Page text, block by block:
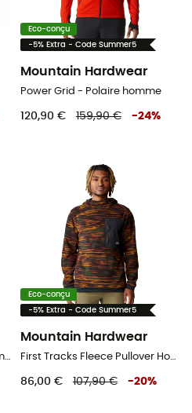
Eco-conçu
-5% Extra - Code Summer5
Mountain Hardwear
Power Grid - Polaire homme
120,90 € 159,90 € -24%
Microchill Hoody - Polaire homme
Eco-conçu
-5% Extra - Code Summer5
Mountain Hardwear
First Tracks Fleece Pullover Hoody - Polaire homme
86,00 € 107,90 € -20%